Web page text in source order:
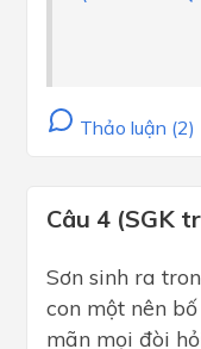
Thảo luận (2)
Câu 4 (SGK
Sơn sinh ra
con một nên
mãn mọi đòi